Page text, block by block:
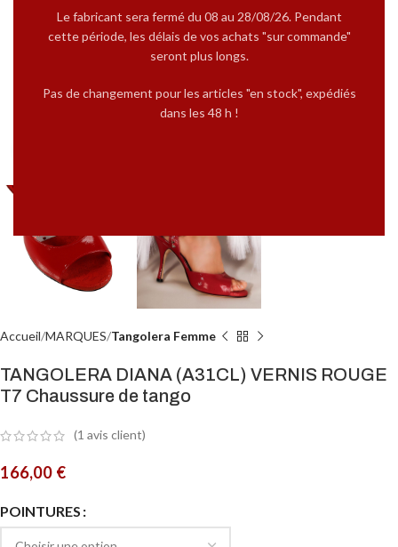
Le fabricant sera fermé du 08 au 28/08/26. Pendant
cette période, les délais de vos achats "sur commande"
seront plus longs.
Pas de changement pour les articles "en stock", expédiés
dans les 48 h !
Accueil MARQUES Tangolera Femme
TANGOLERA DIANA (A31CL) VERNIS ROUGE
T7 Chaussure de tango
(1 avis client)
166,00 €
POINTURES